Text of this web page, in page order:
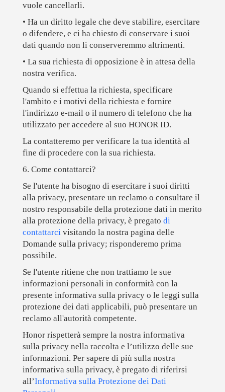
vuole cancellarli.
• Ha un diritto legale che deve stabilire, esercitare
o difendere, e ci ha chiesto di conservare i suoi
dati quando non li conserveremmo altrimenti.
• La sua richiesta di opposizione è in attesa della
nostra verifica.
Quando si effettua la richiesta, specificare
l'ambito e i motivi della richiesta e fornire
l'indirizzo e-mail o il numero di telefono che ha
utilizzato per accedere al suo HONOR ID.
La contatteremo per verificare la tua identità al
fine di procedere con la sua richiesta.
6. Come contattarci?
Se l'utente ha bisogno di esercitare i suoi diritti
alla privacy, presentare un reclamo o consultare il
nostro responsabile della protezione dati in merito
alla protezione della privacy, è pregato di
contattarcivisitando la nostra pagina delle
Domande sulla privacy; risponderemo prima
possibile.
Se l'utente ritiene che non trattiamo le sue
informazioni personali in conformità con la
presente informativa sulla privacy o le leggi sulla
protezione dei dati applicabili, può presentare un
reclamo all'autorità competente.
Honor rispetterà sempre la nostra informativa
sulla privacy nella raccolta e l’utilizzo delle sue
informazioni. Per sapere di più sulla nostra
informativa sulla privacy, è pregato di riferirsi
all’Informativa sulla Protezione dei Dati